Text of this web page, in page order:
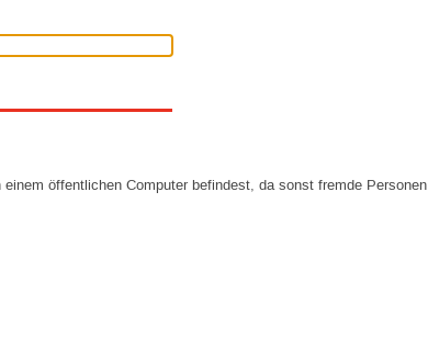
öffentlichen Computer befindest, da sonst fremde